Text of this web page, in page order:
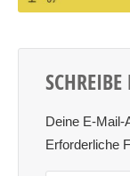
Deine E-Mail-
Erforderliche